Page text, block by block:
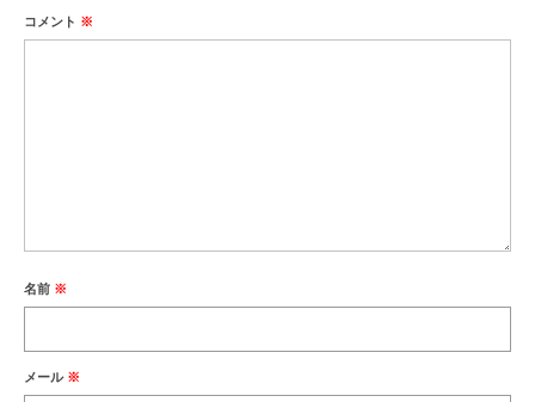
コメント ※
名前 ※
メール ※